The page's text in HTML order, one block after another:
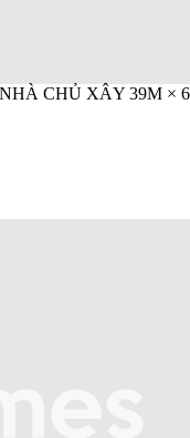
CHỦ XÂY 39M ×